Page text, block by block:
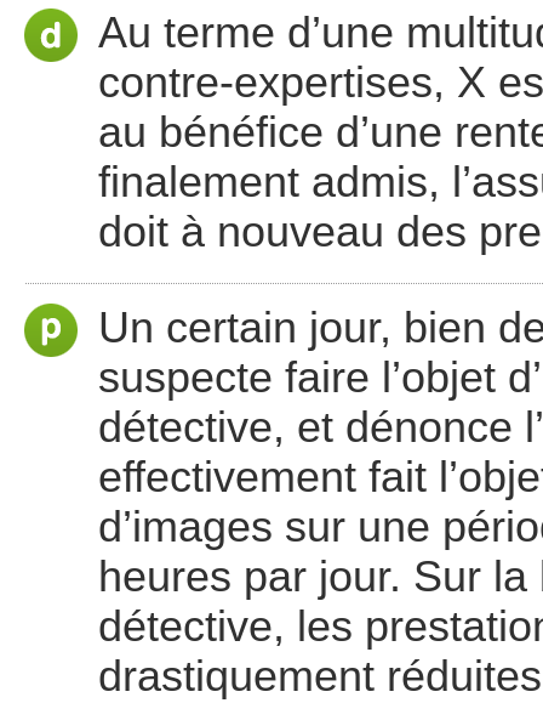
Au terme d’une
contre-expertises, X
au bénéfice d’une
finalement admis,
doit à nouveau des
Un certain jour, bien
suspecte faire l’objet
détective, et dénonce
effectivement fait
d’images sur une
heures par jour. Sur
détective, les
drastiquement